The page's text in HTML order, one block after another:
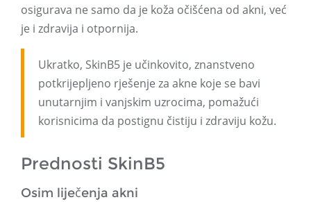
osigurava ne samo da je koža očišćena od akni, već
je i zdravija i otpornija.
Ukratko, SkinB5 je učinkovito, znanstveno
potkrijepljeno rješenje za akne koje se bavi
unutarnjim i vanjskim uzrocima, pomažući
korisnicima da postignu čistiju i zdraviju kožu.
Prednosti SkinB5
Osim liječenja akni